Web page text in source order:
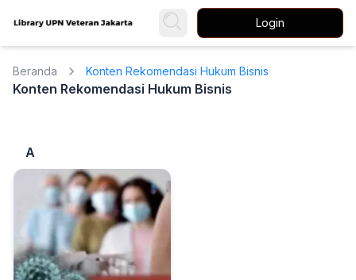
Login
Beranda Konten Rekomendasi Hukum Bisnis
Konten Rekomendasi Hukum Bisnis
A